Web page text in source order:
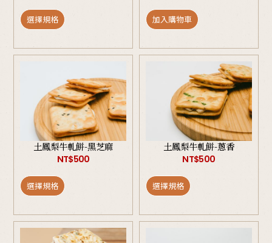
選擇規格 加入購物車
土鳳梨牛軋餅-黑芝麻
NT$500
選擇規格
土鳳梨牛軋餅-蔥香
NT$500
選擇規格